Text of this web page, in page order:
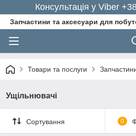
Консультація у Viber
Запчастини та аксесуари для
Товари та послуги
Ущільнювачі
Сортування 0